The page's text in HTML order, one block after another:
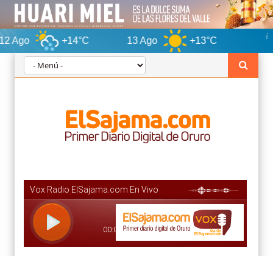
+14°C 13 Ago +13°C Oruro